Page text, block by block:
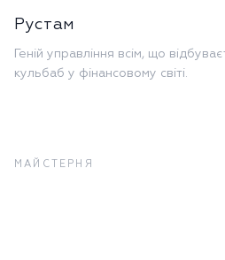
Рустам
Геній управління всім, що
кульбаб у фінансовому світі.
МАЙСТЕРНЯ